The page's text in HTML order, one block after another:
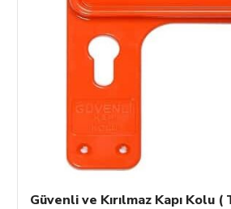
Güvenli ve Kırılmaz Kapı Kolu (